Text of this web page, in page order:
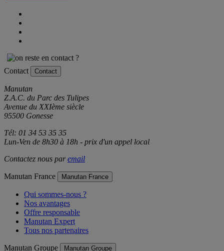
Contact Contact
Manutan
Z.A.C. du Parc des Tulipes
Avenue du XXIème siècle
95500 Gonesse
Tél: 01 34 53 35 35
Lun-Ven de 8h30 à 18h - prix d'un appel local
Contactez nous paremail
Manutan France Manutan France
Qui sommes-nous ?
Nos avantages
Offre responsable
Manutan Expert
Tous nos partenaires
Manutan Groupe Manutan Groupe